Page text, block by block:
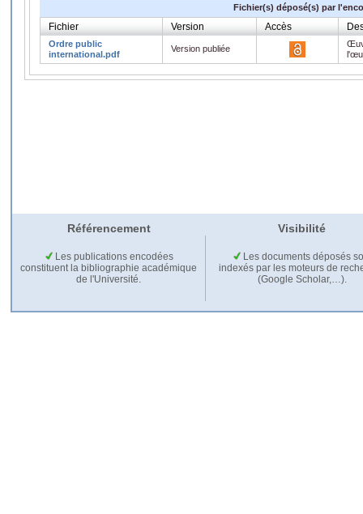
Fichier(s) déposé(s) par
Fichier Version Accès
Ordre public
international.pdf
Version publiée
Référencement Visibilité
Les publications encodées
constituent la bibliographie académique
de l'Université.
Les documents déposés
indexés par les moteurs de
(Google Scholar,…).